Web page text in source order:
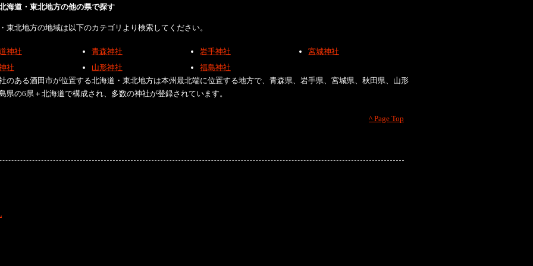
海道・東北地方の他の県で探す
東北地方の地域は以下のカテゴリより検索してください。
神社 青森神社 岩手神社
宮城神社
社
山形神社
福島神社
のある酒田市が位置する北海道・東北地方は本州最北端に位置する地方で、青森県、岩手県、宮城県、秋田県、山形
県の6県＋北海道で構成され、多数の神社が登録されています。
^ Page Top